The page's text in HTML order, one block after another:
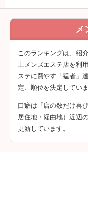
MARY
メ
このランキングは、紹
上メンズエステ店を利
ステに費やす「猛者」
定、順位を決定していま
口癖は「店の数だけ喜
居住地・経由地）近辺
更新しています。